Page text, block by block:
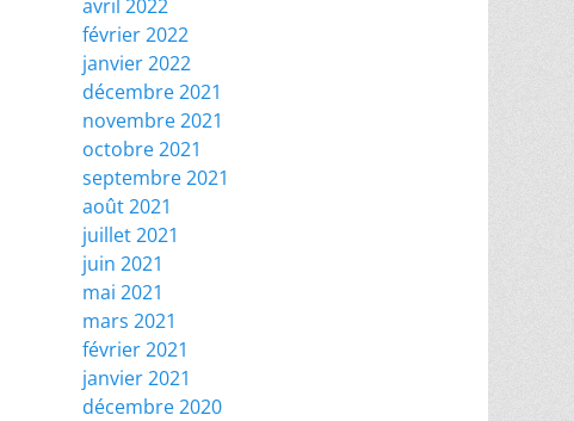
avril 2022
février 2022
janvier 2022
décembre 2021
novembre 2021
octobre 2021
septembre 2021
août 2021
juillet 2021
juin 2021
mai 2021
mars 2021
février 2021
janvier 2021
décembre 2020